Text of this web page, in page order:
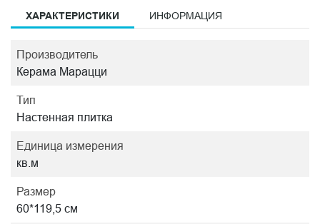
ХАРАКТЕРИСТИКИ ИНФОРМАЦИЯ
Производитель
Керама Марацци
Тип
Настенная плитка
Единица измерения
кв.м
Размер
60*119,5 см